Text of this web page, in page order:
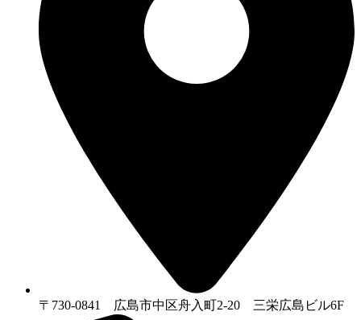
〒730-0841 広島市中区舟入町2-20 三栄広島ビル6F